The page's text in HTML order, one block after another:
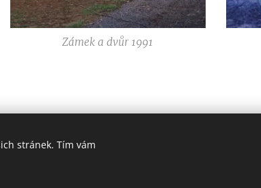
Zámek a dvůr 1991
stránek. Tím vám